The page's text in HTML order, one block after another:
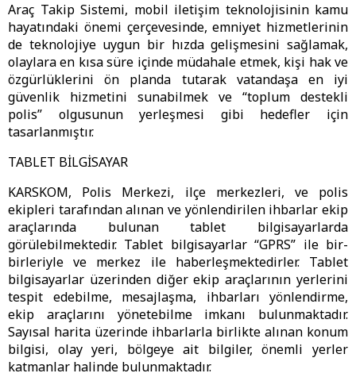
Araç Takip Sistemi, mobil iletişim teknolojisinin kamu
hayatındaki önemi çerçevesinde, emniyet hizmetlerinin
de teknolojiye uygun bir hızda gelişmesini sağlamak,
olaylara en kısa süre içinde müdahale etmek, kişi hak ve
özgürlüklerini ön planda tutarak vatandaşa en iyi
güvenlik hizmetini sunabilmek ve “toplum destekli
polis” olgusunun yerleşmesi gibi hedefler için
tasarlanmıştır.
TABLET BİLGİSAYAR
KARSKOM, Polis Merkezi, ilçe merkezleri, ve polis
ekipleri tarafından alınan ve yönlendirilen ihbarlar ekip
araçlarında bulunan tablet bilgisayarlarda
görülebilmektedir. Tablet bilgisayarlar “GPRS” ile bir-
birleriyle ve merkez ile haberleşmektedirler. Tablet
bilgisayarlar üzerinden diğer ekip araçlarının yerlerini
tespit edebilme, mesajlaşma, ihbarları yönlendirme,
ekip araçlarını yönetebilme imkanı bulunmaktadır.
Sayısal harita üzerinde ihbarlarla birlikte alınan konum
bilgisi, olay yeri, bölgeye ait bilgiler, önemli yerler
katmanlar halinde bulunmaktadır.